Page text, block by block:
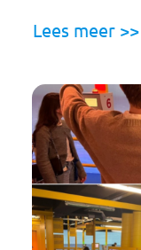
Lees meer >>